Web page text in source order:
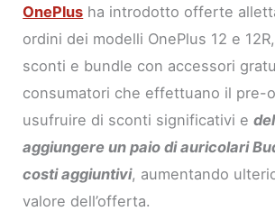
OnePlus ha introdotto offerte
ordini dei modelli OnePlus 12 e
sconti e bundle con accessori
consumatori che effettuano il pre-
usufruire di sconti significativi e
aggiungere un paio di auricolari
costi aggiuntivi, aumentando
valore dell’offerta.